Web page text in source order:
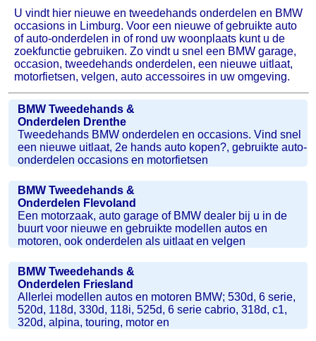
U vindt hier nieuwe en tweedehands onderdelen en BMW
occasions in Limburg. Voor een nieuwe of gebruikte auto
of auto-onderdelen in of rond uw woonplaats kunt u de
zoekfunctie gebruiken. Zo vindt u snel een BMW garage,
occasion, tweedehands onderdelen, een nieuwe uitlaat,
motorfietsen, velgen, auto accessoires in uw omgeving.
BMW Tweedehands &
Onderdelen Drenthe
Tweedehands BMW onderdelen en occasions. Vind snel
een nieuwe uitlaat, 2e hands auto kopen?, gebruikte auto-
onderdelen occasions en motorfietsen
BMW Tweedehands &
Onderdelen Flevoland
Een motorzaak, auto garage of BMW dealer bij u in de
buurt voor nieuwe en gebruikte modellen autos en
motoren, ook onderdelen als uitlaat en velgen
BMW Tweedehands &
Onderdelen Friesland
Allerlei modellen autos en motoren BMW; 530d, 6 serie,
520d, 118d, 330d, 118i, 525d, 6 serie cabrio, 318d, c1,
320d, alpina, touring, motor en